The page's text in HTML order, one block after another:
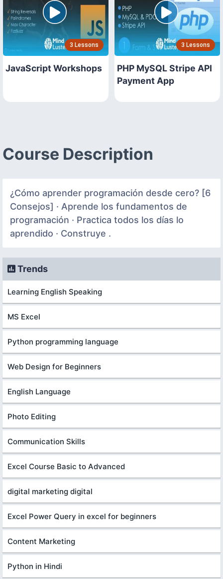
3 Lessons
JavaScript Workshops
3 Lessons
PHP MySQL Stripe API
Payment App
Course Description
¿Cómo aprender programación desde cero? [6
Consejos] · Aprende los fundamentos de
programación · Practica todos los días lo
aprendido · Construye .
Trends
Learning English Speaking
MS Excel
Python programming language
Web Design for Beginners
English Language
Photo Editing
Communication Skills
Excel Course Basic to Advanced
digital marketing digital
Excel Power Query in excel for beginners
Content Marketing
Python in Hindi